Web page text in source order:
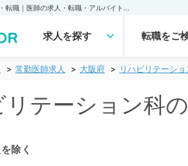
求人を探す 転職をご
常勤医師求人 大阪府 リハビリテーショ
テーション科
除く